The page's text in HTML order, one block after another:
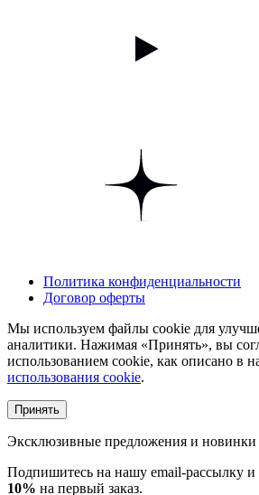
Политика конфиденциальности
Договор оферты
Мы используем файлы cookie для
аналитики. Нажимая «Принять», вы
использованием cookie, как описано в
использования cookie.
Принять
Эксклюзивные предложения и новинки
Подпишитесь на нашу email-рассылку и
10% на первый заказ.